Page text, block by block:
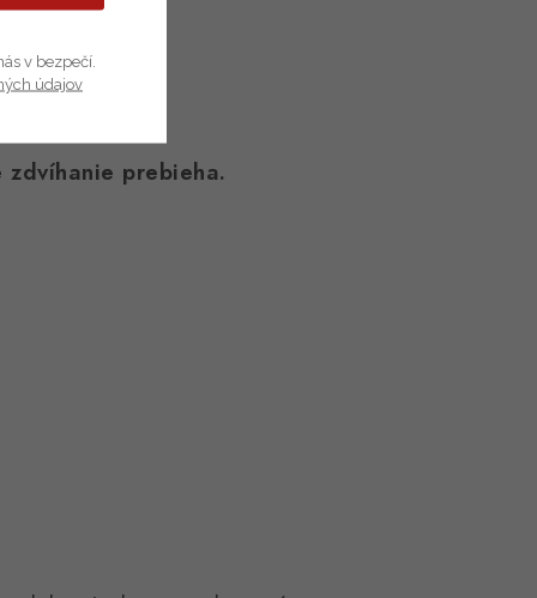
zdvíhanie prebieha.
v bezpečí.
údajov